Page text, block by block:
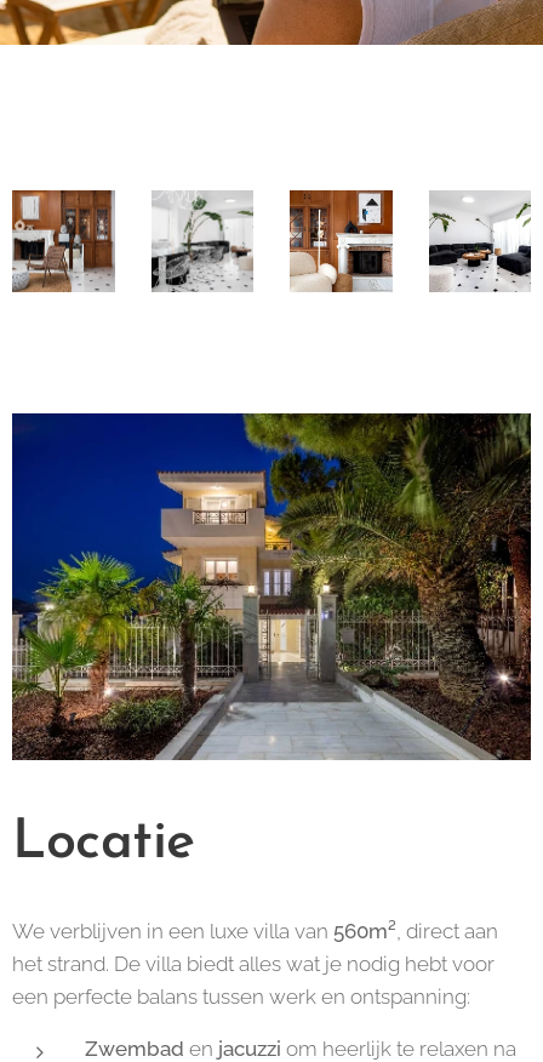
Locatie
We verblijven in een luxe villa van 560m² , direct aan
het strand. De villa biedt alles wat je nodig hebt voor
een perfecte balans tussen werk en ontspanning:
Zwembad en jacuzzi om heerlijk te relaxen na